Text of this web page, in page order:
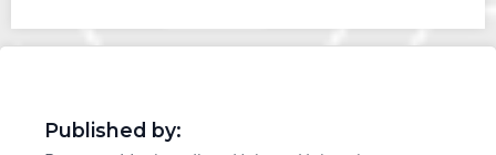
Published by: